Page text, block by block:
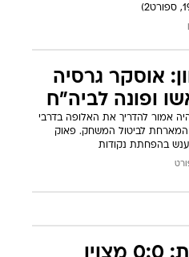
אוסקר גרסיה
ופונה לביה"ח
אמור להדריך את האלופה בדרבי
המארחת לביטול המשחק. פאוק
בהפחתת נקודות